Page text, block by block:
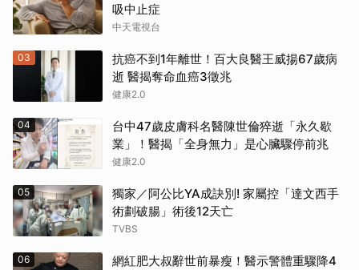
吸中止症
中天電視台
03
抗癌不到1年離世！百大良醫王威揚67歲病
逝 醫揭奪命血癌3徵兆
健康2.0
04
台中47歲皮膚科名醫陳世倫猝逝「永久歇
業」！醫揭「全身無力」是心臟驟停前兆
健康2.0
05
獨家／阿公比YA成訣別! 家屬控「達文西手
術劃破腸」術後12天亡
TVBS
06
網紅肥大叔辭世前暴瘦！醫示警體重驟降4